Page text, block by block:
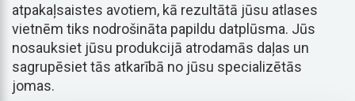
atpakaļsaistes avotiem, kā rezultātā jūsu atlases
vietnēm tiks nodrošināta papildu datplūsma. Jūs
nosauksiet jūsu produkcijā atrodamās daļas un
sagrupēsiet tās atkarībā no jūsu specializētās
jomas.